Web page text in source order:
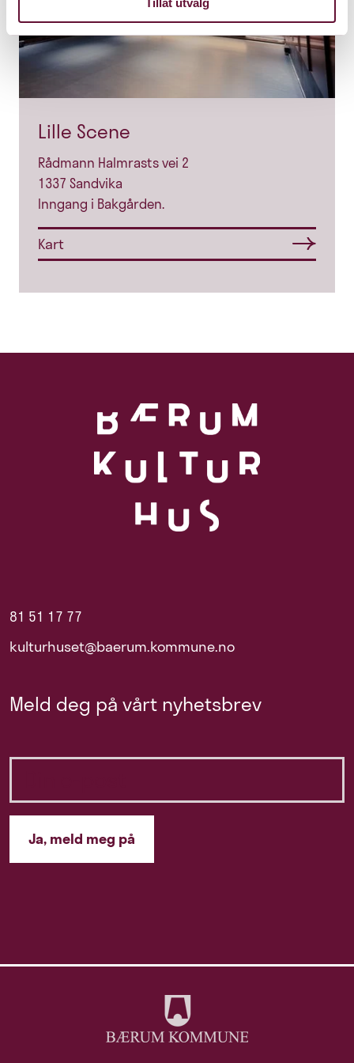
Tillat utvalg
Lille Scene
Rådmann Halmrasts vei 2
1337 Sandvika
Inngang i Bakgården.
Kart
81 51 17 77
kulturhuset@baerum.kommune.no
Meld deg på vårt nyhetsbrev